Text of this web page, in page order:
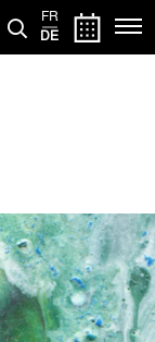
FR
DE